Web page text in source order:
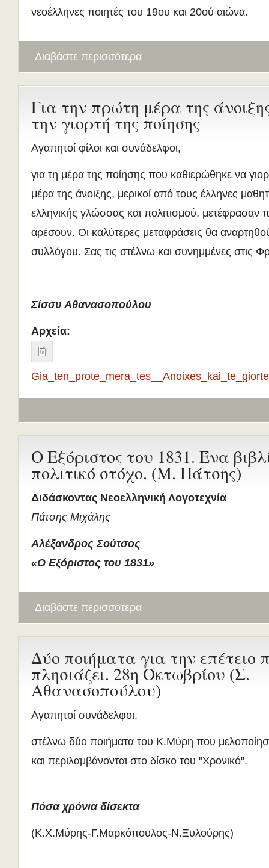
νεοέλληνες ποιητές του 19ου και 20ού αιώνα.
Διαβάστε περισσότερα
Για την πρώτη μέρα της
την γιορτή της ποίησης
Αγαπητοί φίλοι και συνάδελφοι,
για τη μέρα της ποίησης που καθιερώθηκε να
μέρα της άνοιξης, μερικοί από τους έλληνες
ελληνικής γλώσσας και πολιτισμού, μετέφρασαν
αρέσουν. Οι καλύτερες μεταφράσεις θα
συλλόγου. Σας τις στέλνω και συνημμένες στις
Σίσσυ Αθανασοπούλου
Αρχεία:
Ο Εξόριστος του 1831. Ένα
πολιτικό στόχο. (Μ. Πάτσης)
Διδάσκοντας Νεοελληνική Λογοτεχνία
Πάτσης Μιχάλης
Αλέξανδρος Σούτσος
«Ο Εξόριστος του 1831»
Διαβάστε περισσότερα
Δύο ποιήματα για την επέτειο
πλησιάζει. 28η Οκτωβρίου (Σ.
Αθανασοπούλου)
Αγαπητοί συνάδελφοι,
στέλνω δύο ποιήματα του Κ.Μύρη που
και περιλαμβάνονται στο δίσκο του "Χρονικό".
Πόσα χρόνια δίσεκτα
(Κ.Χ.Μύρης-Γ.Μαρκόπουλος-Ν.Ξυλούρης)